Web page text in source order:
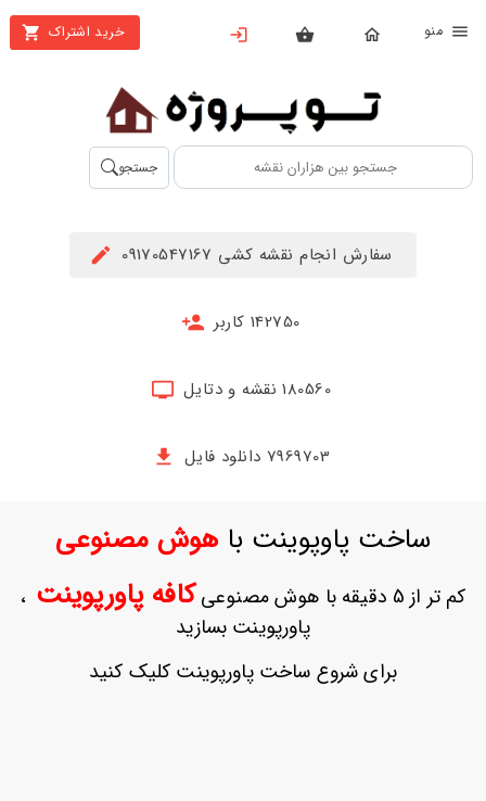
خرید اشتراک
بستن
محصولات
تهیه
اشتراک
حساب
ثبت
بازیابی
جستجو
سفارش انجام نقشه کشی 09170547167
142750 کاربر
180560 نقشه و دتایل
7969703 دانلود فایل
ساخت پاوپوینت باهوش مصنوعی
کم تر از 5 دقیقه با هوش مصنوعی کافه پاورپوینت ،
پاورپوینت بسازید
برای شروع ساخت پاورپوینت کلیک کنید